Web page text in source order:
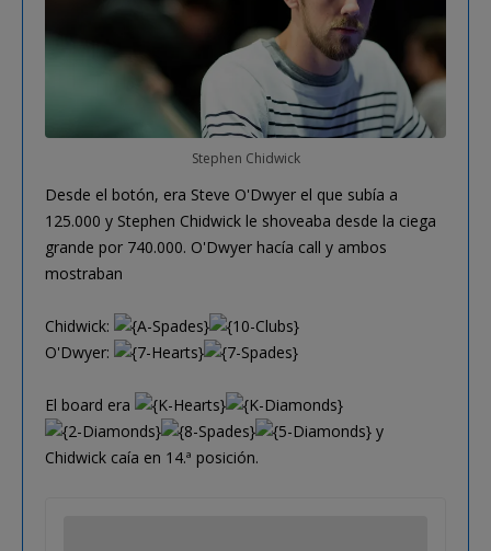
Stephen Chidwick
Desde el botón, era Steve O'Dwyer el que subía a
125.000 y Stephen Chidwick le shoveaba desde la ciega
grande por 740.000. O'Dwyer hacía call y ambos
mostraban
Chidwick:
O'Dwyer:
El board era
y
Chidwick caía en 14.ª posición.